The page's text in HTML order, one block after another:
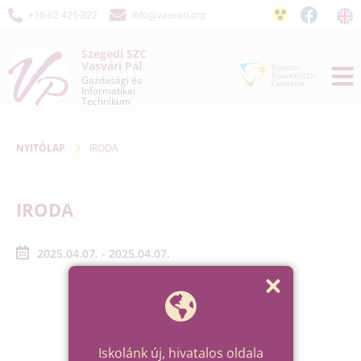
+36-62 425-322 info@vasvari.org
Szegedi SZC
Vasvári Pál
Gazdasági és
Informatikai
Technikum
NYITÓLAP IRODA
IRODA
2025.04.07. - 2025.04.07.
Iskolánk új, hivatalos oldala